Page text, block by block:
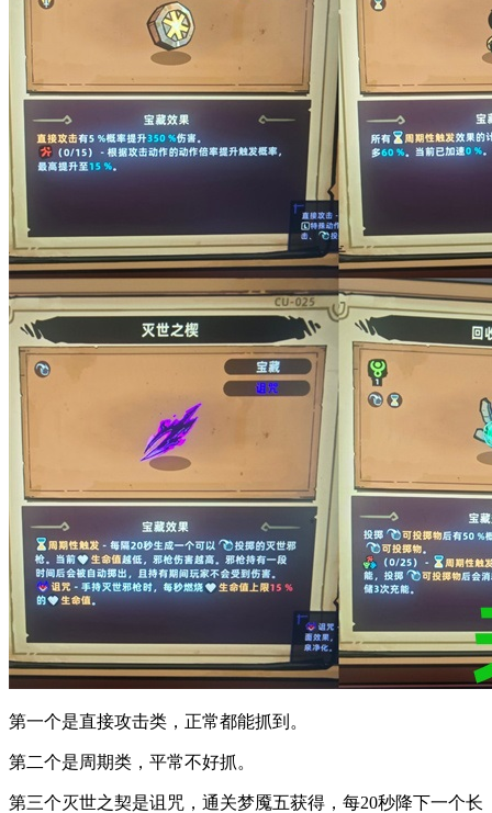
第一个是直接攻击类，正常都能抓到。
第二个是周期类，平常不好抓。
第三个灭世之契是诅咒，通关梦魇五获得，每20秒降下一个长